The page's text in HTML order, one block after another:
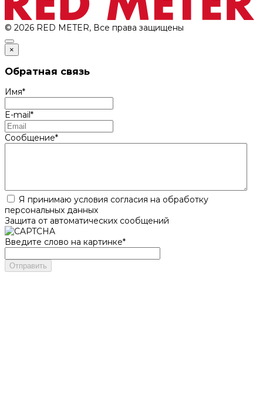
© 2026 RED METER, Все права защищены
×
Обратная связь
Имя*
E-mail*
Сообщение*
Я принимаю условия согласия на обработку
персональных данных
Защита от автоматических сообщений
Введите слово на картинке*